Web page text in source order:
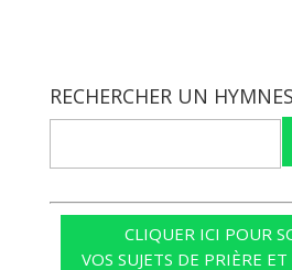
RECHERCHER UN
CLIQUER ICI POUR
VOS SUJETS DE PRIÈRE